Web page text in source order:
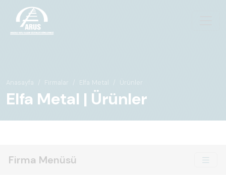
Anasayfa Firmalar Elfa Metal Ürünler
Elfa Metal | Ürünler
Firma Menüsü